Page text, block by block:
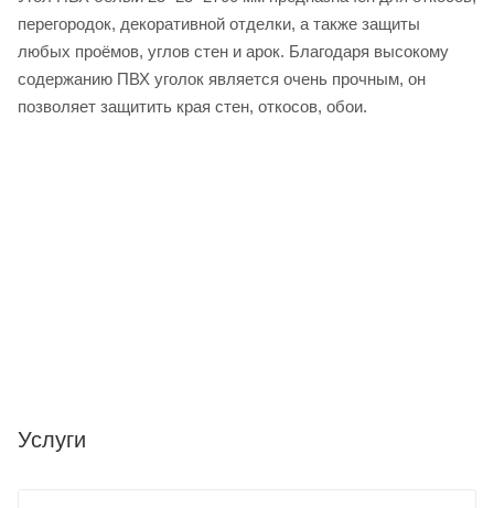
перегородок, декоративной отделки, а также защиты
любых проёмов, углов стен и арок. Благодаря высокому
содержанию ПВХ уголок является очень прочным, он
позволяет защитить края стен, откосов, обои.
Услуги